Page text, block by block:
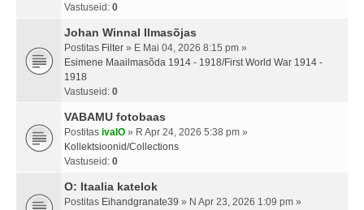
Vastuseid: 0
Johan Winnal Ilmasõjas
Postitas Filter » E Mai 04, 2026 8:15 pm »
Esimene Maailmasõda 1914 - 1918/First World War 1914 -
1918
Vastuseid: 0
VABAMU fotobaas
Postitas ivalO » R Apr 24, 2026 5:38 pm »
Kollektsioonid/Collections
Vastuseid: 0
O: Itaalia katelok
Postitas Eihandgranate39 » N Apr 23, 2026 1:09 pm »